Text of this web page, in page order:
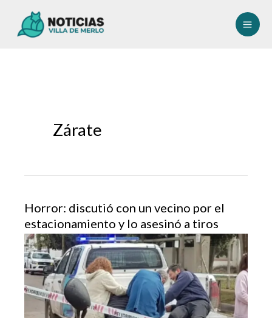
Zárate
Horror: discutió con un vecino por el
estacionamiento y lo asesinó a tiros